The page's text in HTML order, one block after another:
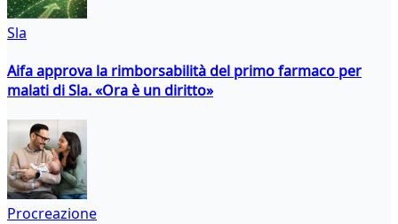
Sla
Aifa approva la rimborsabilità del primo farmaco per
malati di Sla. «Ora è un diritto»
Procreazione